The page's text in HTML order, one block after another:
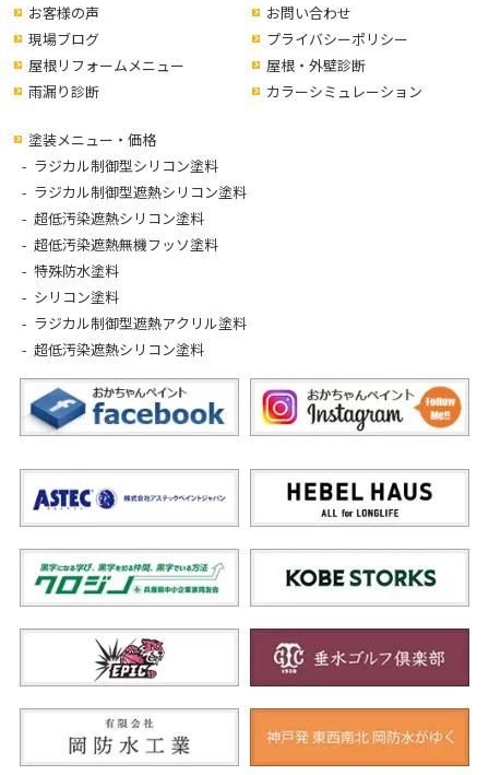
お客様の声
現場ブログ
お問い合わせ
プライバシーポリシー
屋根リフォームメニュー
雨漏り診断
屋根・外壁診断
カラーシミュレーション
塗装メニュー・価格
ラジカル制御型シリコン塗料
ラジカル制御型遮熱シリコン塗料
超低汚染遮熱シリコン塗料
超低汚染遮熱無機フッソ塗料
特殊防水塗料
シリコン塗料
ラジカル制御型遮熱アクリル塗料
超低汚染遮熱シリコン塗料